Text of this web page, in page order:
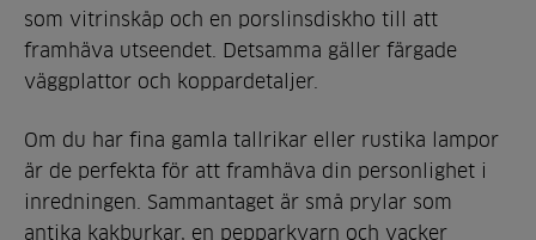
som vitrinskåp och en porslinsdiskho till att
framhäva utseendet. Detsamma gäller färgade
väggplattor och koppardetaljer.
Om du har fina gamla tallrikar eller rustika lampor
är de perfekta för att framhäva din personlighet i
inredningen. Sammantaget är små prylar som
antika kakburkar, en pepparkvarn och vacker